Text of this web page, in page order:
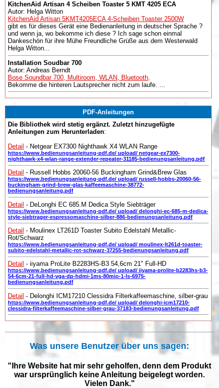
KitchenAid Artisan 4 Scheiben Toaster 5 KMT 4205 ECA
Autor: Helga Witton
KitchenAid Artisan 5KMT4205ECA 4-Scheiben Toaster 2500W
gibt es für dieses Gerät eine Bedienanleitung in deutscher Sprache ?
und wenn ja, wo bekomme ich diese ? Ich sage schon einmal
Dankeschön für ihre Mühe Freundliche Grüße aus dem Westerwald
Helga Witton...
Installation Soudbar 700
Autor: Andreas Berndt
Bose Soundbar 700, Multiroom, WLAN, Bluetooth,
Bekomme die hinteren Lautsprecher nicht zum laufe. ...
PDF-Anleitungen
Die Bibliothek wird stetig ergänzt. Zuletzt hinzugefügte
Anleitungen zum Herunterladen:
Detail - Netgear EX7300 Nighthawk X4 WLAN Range
https://www.bedienungsanleitung-pdf.de/ upload/ netgear-ex7300-
nighthawk-x4-wlan-range-extender-repeater-31185-bedienungsanleitung.pdf
Detail - Russell Hobbs 20060-56 Buckingham Grind&Brew Glas
https://www.bedienungsanleitung-pdf.de/ upload/ russell-hobbs-20060-56-
buckingham-grind-brew-glas-kaffeemaschine-38772-
bedienungsanleitung.pdf
Detail - DeLonghi EC 685.M Dedica Style Siebträger
https://www.bedienungsanleitung-pdf.de/ upload/ delonghi-ec-685-m-dedica-
style-siebtrager-espressomaschine-silber-886-bedienungsanleitung.pdf
Detail - Moulinex LT261D Toaster Subito Edelstahl Metallic-
Rot/Schwarz
https://www.bedienungsanleitung-pdf.de/ upload/ moulinex-lt261d-toaster-
subito-edelstahl-metallic-rot-schwarz-37255-bedienungsanleitung.pdf
Detail - iiyama ProLite B2283HS-B3 54,6cm 21" Full-HD
https://www.bedienungsanleitung-pdf.de/ upload/ iiyama-prolite-b2283hs-b3-
54-6cm-21-full-hd-vga-dp-hdmi-1ms-80mio-1-ls-6975-
bedienungsanleitung.pdf
Detail - Delonghi ICM17210 Clessidra Filterkaffeemaschine, silber-grau
https://www.bedienungsanleitung-pdf.de/ upload/ delonghi-icm17210-
clessidra-filterkaffeemaschine-silber-grau-37183-bedienungsanleitung.pdf
Was unsere Benutzer über uns sagen:
"Ihre Website hat mir sehr geholfen, denn dem Produkt
war ursprünglich keine Anleitung beigelegt worden.
Vielen Dank."